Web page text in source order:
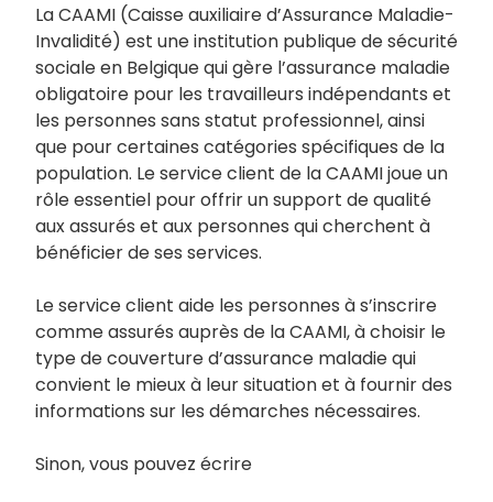
La CAAMI (Caisse auxiliaire d’Assurance Maladie-
Invalidité) est une institution publique de sécurité
sociale en Belgique qui gère l’assurance maladie
obligatoire pour les travailleurs indépendants et
les personnes sans statut professionnel, ainsi
que pour certaines catégories spécifiques de la
population. Le service client de la CAAMI joue un
rôle essentiel pour offrir un support de qualité
aux assurés et aux personnes qui cherchent à
bénéficier de ses services.
Le service client aide les personnes à s’inscrire
comme assurés auprès de la CAAMI, à choisir le
type de couverture d’assurance maladie qui
convient le mieux à leur situation et à fournir des
informations sur les démarches nécessaires.
Sinon, vous pouvez écrire